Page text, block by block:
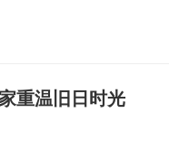
重温旧日时光